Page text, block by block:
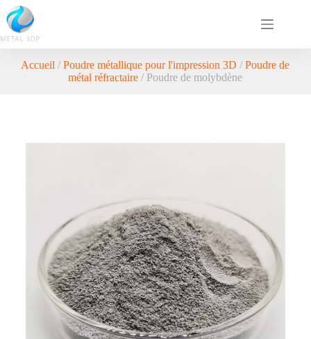
Accueil /Poudre métallique pour l'impression 3D /Poudre de
métal réfractaire / Poudre de molybdène